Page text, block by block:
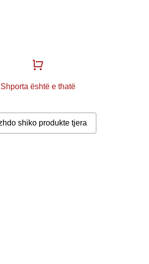
Shporta është e thatë
shiko produkte tjera